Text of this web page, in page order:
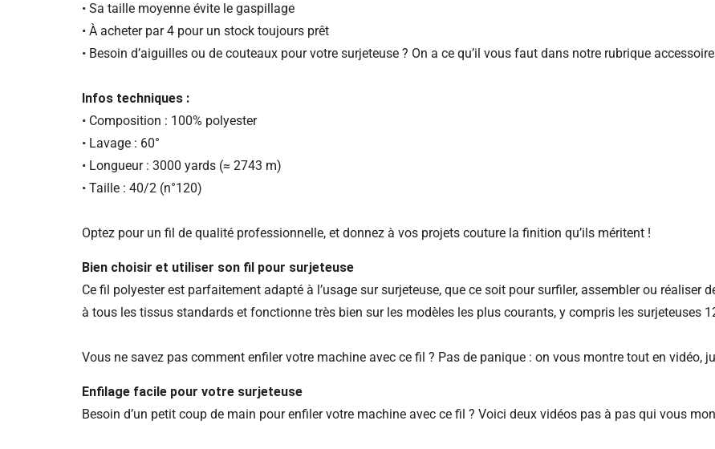
• Sa taille moyenne évite le gaspillage
• À acheter par 4 pour un stock toujours prêt
• Besoin d’aiguilles ou de couteaux pour votre surjeteuse ? On a ce qu’il vous faut dans notre rubrique
Infos techniques :
• Composition : 100% polyester
• Lavage : 60°
• Longueur : 3000 yards (≈ 2743 m)
• Taille : 40/2 (n°120)
Optez pour un fil de qualité professionnelle, et donnez à vos projets couture la finition qu’ils méritent !
Bien choisir et utiliser son fil pour surjeteuse
Ce fil polyester est parfaitement adapté à l’usage sur surjeteuse, que ce soit pour surfiler, assembler ou
à tous les tissus standards et fonctionne très bien sur les modèles les plus courants, y compris les surjeteuses
Vous ne savez pas comment enfiler votre machine avec ce fil ? Pas de panique : on vous montre tout en vidéo,
Enfilage facile pour votre surjeteuse
Besoin d’un petit coup de main pour enfiler votre machine avec ce fil ? Voici deux vidéos pas à pas qui vous